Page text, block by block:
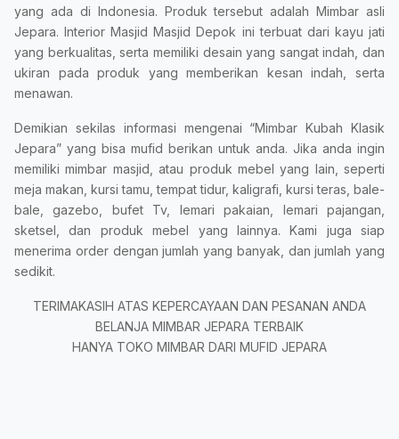
yang ada di Indonesia. Produk tersebut adalah Mimbar asli
Jepara. Interior Masjid Masjid Depok ini terbuat dari kayu jati
yang berkualitas, serta memiliki desain yang sangat indah, dan
ukiran pada produk yang memberikan kesan indah, serta
menawan.
Demikian sekilas informasi mengenai “Mimbar Kubah Klasik
Jepara” yang bisa mufid berikan untuk anda. Jika anda ingin
memiliki mimbar masjid, atau produk mebel yang lain, seperti
meja makan, kursi tamu, tempat tidur, kaligrafi, kursi teras, bale-
bale, gazebo, bufet Tv, lemari pakaian, lemari pajangan,
sketsel, dan produk mebel yang lainnya. Kami juga siap
menerima order dengan jumlah yang banyak, dan jumlah yang
sedikit.
TERIMAKASIH ATAS KEPERCAYAAN DAN PESANAN ANDA
BELANJA MIMBAR JEPARA TERBAIK
HANYA TOKO MIMBAR DARI MUFID JEPARA